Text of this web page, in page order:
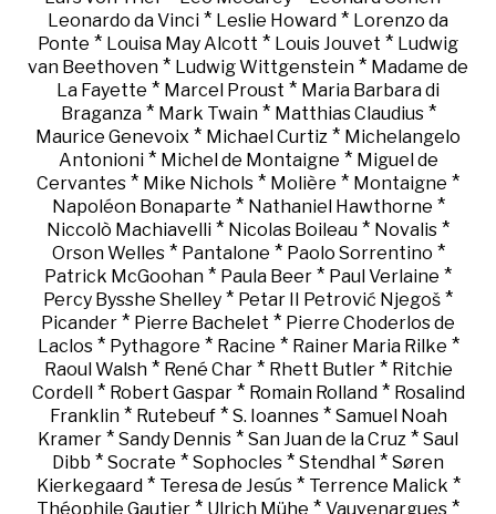
Leonardo da Vinci * Leslie Howard * Lorenzo da
Ponte * Louisa May Alcott * Louis Jouvet * Ludwig
van Beethoven * Ludwig Wittgenstein * Madame de
La Fayette * Marcel Proust * Maria Barbara di
Braganza* Mark Twain* Matthias Claudius*
Maurice Genevoix * Michael Curtiz * Michelangelo
Antonioni* Michel de Montaigne * Miguel de
Cervantes * Mike Nichols * Molière * Montaigne *
Napoléon Bonaparte * Nathaniel Hawthorne *
Niccolò Machiavelli * Nicolas Boileau * Novalis *
Orson Welles* Pantalone * Paolo Sorrentino *
Patrick McGoohan * Paula Beer * Paul Verlaine *
Percy Bysshe Shelley * Petar II Petrović Njegoš *
Picander * Pierre Bachelet * Pierre Choderlos de
Laclos* Pythagore * Racine * Rainer Maria Rilke *
Raoul Walsh* René Char* Rhett Butler* Ritchie
Cordell * Robert Gaspar* Romain Rolland* Rosalind
Franklin* Rutebeuf* S. Ioannes* Samuel Noah
Kramer * Sandy Dennis * San Juan de la Cruz * Saul
Dibb * Socrate * Sophocles * Stendhal * Søren
Kierkegaard* Teresa de Jesús* Terrence Malick *
Théophile Gautier * Ulrich Mühe * Vauvenargues *